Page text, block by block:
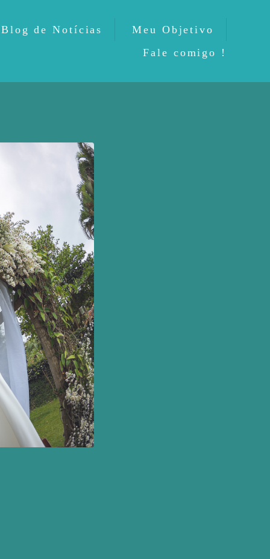
Blog de Notícias
Meu Objetivo
Fale comigo !